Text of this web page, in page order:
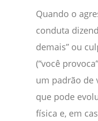
Quando o
conduta
demais” ou
(“você
um padrão de
que pode
física e, em